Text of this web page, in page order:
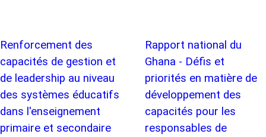
Renforcement des
capacités de gestion et
de leadership au niveau
des systèmes éducatifs
dans l'enseignement
primaire et secondaire
Rapport national du
Ghana - Défis et
priorités en matière de
développement des
capacités pour les
responsables de